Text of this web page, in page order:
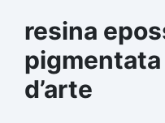
resina
d’arte